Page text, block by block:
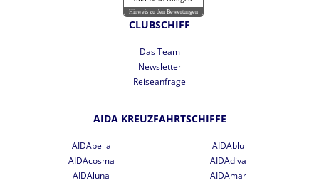
Hinweis zu den Bewertungen
CLUBSCHIFF
Das Team
Newsletter
Reiseanfrage
AIDA KREUZFAHRTSCHIFFE
AIDAbella
AIDAblu
AIDAcosma
AIDAdiva
AIDAluna
AIDAmar